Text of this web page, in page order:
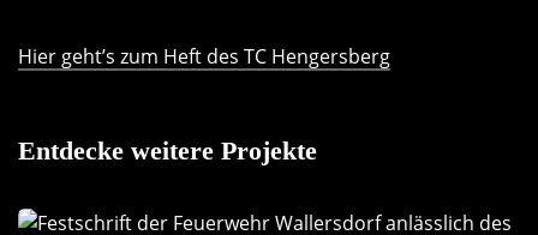
Hier geht’s zum Heft des TC Hengersberg
Entdecke weitere Projekte
Gründungsfest